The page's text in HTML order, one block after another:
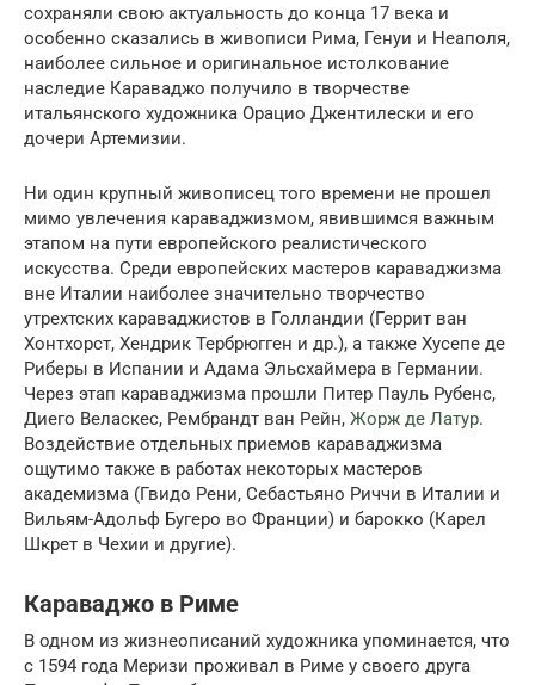
сохраняли свою актуальность до конца 17 века и
особенно сказались в живописи Рима, Генуи и Неаполя,
наиболее сильное и оригинальное истолкование
наследие Караваджо получило в творчестве
итальянского художника Орацио Джентилески и его
дочери Артемизии.
Ни один крупный живописец того времени не прошел
мимо увлечения караваджизмом, явившимся важным
этапом на пути европейского реалистического
искусства. Среди европейских мастеров караваджизма
вне Италии наиболее значительно творчество
утрехтских караваджистов в Голландии (Геррит ван
Хонтхорст, Хендрик Тербрюгген и др.), а также Хусепе де
Риберы в Испании и Адама Эльсхаймера в Германии.
Через этап караваджизма прошли Питер Пауль Рубенс,
Диего Веласкес, Рембрандт ван Рейн, Жорж де Латур.
Воздействие отдельных приемов караваджизма
ощутимо также в работах некоторых мастеров
академизма (Гвидо Рени, Себастьяно Риччи в Италии и
Вильям-Адольф Бугеро во Франции) и барокко (Карел
Шкрет в Чехии и другие).
Караваджо в Риме
В одном из жизнеописаний художника упоминается, что
с 1594 года Меризи проживал в Риме у своего друга